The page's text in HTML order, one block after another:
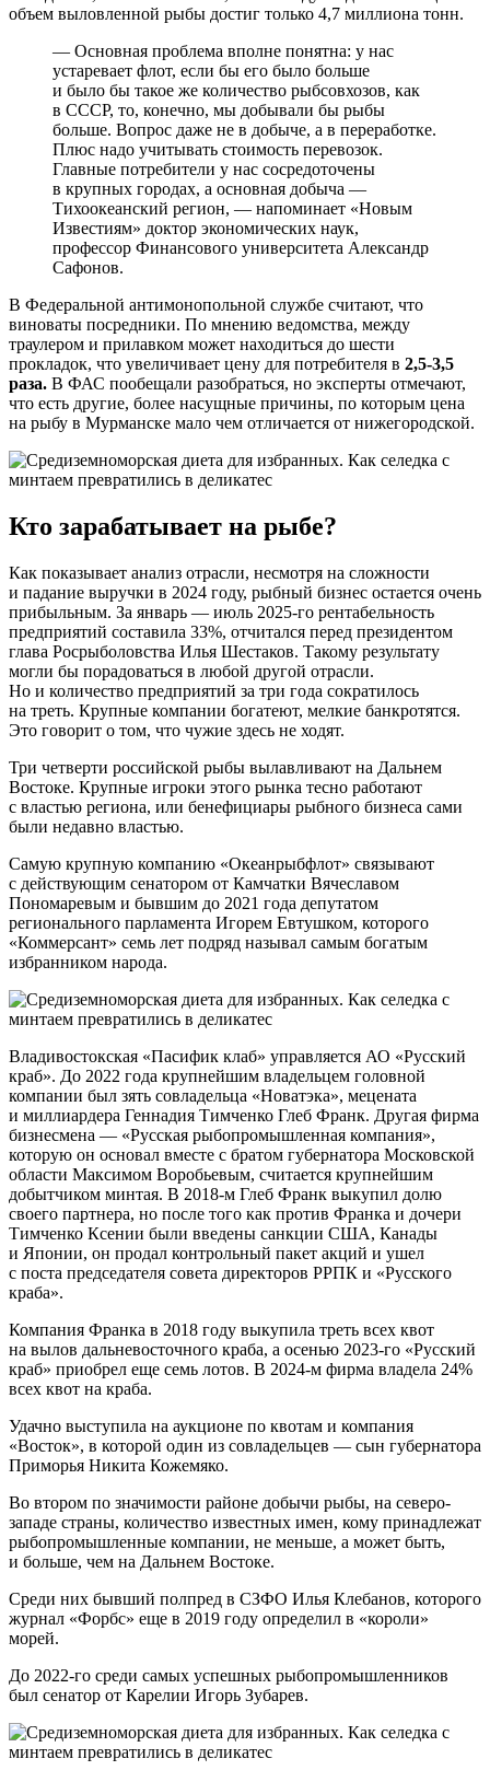
объем выловленной рыбы достиг только 4,7 миллиона тонн.
— Основная проблема вполне понятна: у нас
устаревает флот, если бы его было больше
и было бы такое же количество рыбсовхозов, как
в СССР, то, конечно, мы добывали бы рыбы
больше. Вопрос даже не в добыче, а в переработке.
Плюс надо учитывать стоимость перевозок.
Главные потребители у нас сосредоточены
в крупных городах, а основная добыча —
Тихоокеанский регион, — напоминает «Новым
Известиям» доктор экономических наук,
профессор Финансового университета Александр
Сафонов.
В Федеральной антимонопольной службе считают, что
виноваты посредники. По мнению ведомства, между
траулером и прилавком может находиться до шести
прокладок, что увеличивает цену для потребителя в 2,5-3,5
раза. В ФАС пообещали разобраться, но эксперты отмечают,
что есть другие, более насущные причины, по которым цена
на рыбу в Мурманске мало чем отличается от нижегородской.
Кто зарабатывает на рыбе?
Как показывает анализ отрасли, несмотря на сложности
и падание выручки в 2024 году, рыбный бизнес остается очень
прибыльным. За январь — июль 2025-го рентабельность
предприятий составила 33%, отчитался перед президентом
глава Росрыболовства Илья Шестаков. Такому результату
могли бы порадоваться в любой другой отрасли.
Но и количество предприятий за три года сократилось
на треть. Крупные компании богатеют, мелкие банкротятся.
Это говорит о том, что чужие здесь не ходят.
Три четверти российской рыбы вылавливают на Дальнем
Востоке. Крупные игроки этого рынка тесно работают
с властью региона, или бенефициары рыбного бизнеса сами
были недавно властью.
Самую крупную компанию «Океанрыбфлот» связывают
с действующим сенатором от Камчатки Вячеславом
Пономаревым и бывшим до 2021 года депутатом
регионального парламента Игорем Евтушком, которого
«Коммерсант» семь лет подряд называл самым богатым
избранником народа.
Владивостокская «Пасифик клаб» управляется АО «Русский
краб». До 2022 года крупнейшим владельцем головной
компании был зять совладельца «Новатэка», мецената
и миллиардера Геннадия Тимченко Глеб Франк. Другая фирма
бизнесмена — «Русская рыбопромышленная компания»,
которую он основал вместе с братом губернатора Московской
области Максимом Воробьевым, считается крупнейшим
добытчиком минтая. В 2018-м Глеб Франк выкупил долю
своего партнера, но после того как против Франка и дочери
Тимченко Ксении были введены санкции США, Канады
и Японии, он продал контрольный пакет акций и ушел
с поста председателя совета директоров РРПК и «Русского
краба».
Компания Франка в 2018 году выкупила треть всех квот
на вылов дальневосточного краба, а осенью 2023-го «Русский
краб» приобрел еще семь лотов. В 2024-м фирма владела 24%
всех квот на краба.
Удачно выступила на аукционе по квотам и компания
«Восток», в которой один из совладельцев — сын губернатора
Приморья Никита Кожемяко.
Во втором по значимости районе добычи рыбы, на северо-
западе страны, количество известных имен, кому принадлежат
рыбопромышленные компании, не меньше, а может быть,
и больше, чем на Дальнем Востоке.
Среди них бывший полпред в СЗФО Илья Клебанов, которого
журнал «Форбс» еще в 2019 году определил в «короли»
морей.
До 2022-го среди самых успешных рыбопромышленников
был сенатор от Карелии Игорь Зубарев.